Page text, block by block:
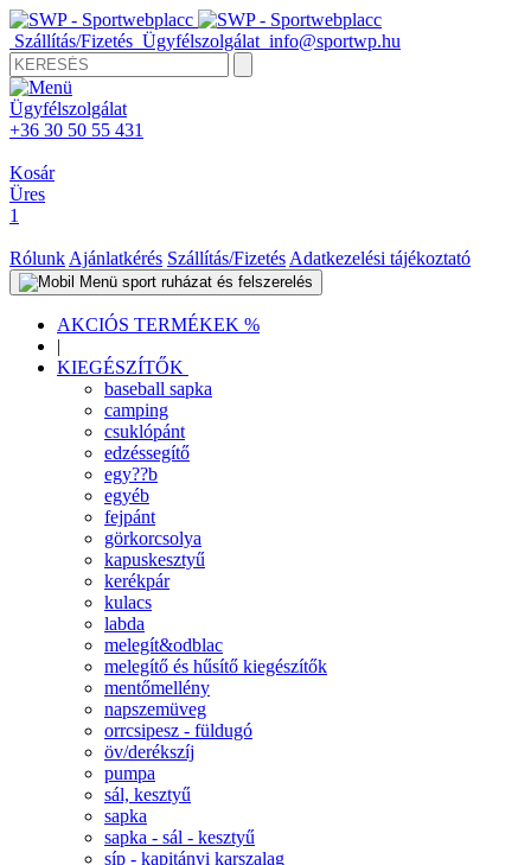
Szállítás/Fizetés Ügyfélszolgálat info@sportwp.hu
Ügyfélszolgálat
+36 30 50 55 431
Kosár
Üres
1
Rólunk Ajánlatkérés Szállítás/Fizetés Adatkezelési tájékoztató
sport ruházat és felszerelés
AKCIÓS TERMÉKEK %
|
KIEGÉSZÍTŐK
baseball sapka
camping
csuklópánt
edzéssegítő
egy??b
egyéb
fejpánt
görkorcsolya
kapuskesztyű
kerékpár
kulacs
labda
melegít&odblac
melegítő és hűsítő kiegészítők
mentőmellény
napszemüveg
orrcsipesz - füldugó
öv/derékszíj
pumpa
sál, kesztyű
sapka
sapka - sál - kesztyű
síp - kapitányi karszalag